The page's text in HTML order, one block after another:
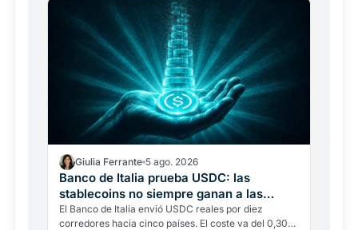
Giulia Ferrante 5 ago. 2026
Banco de Italia prueba USDC: las
stablecoins no siempre ganan a las
transferencias
El Banco de Italia envió USDC reales por diez
corredores hacia cinco países. El coste va del 0,30%